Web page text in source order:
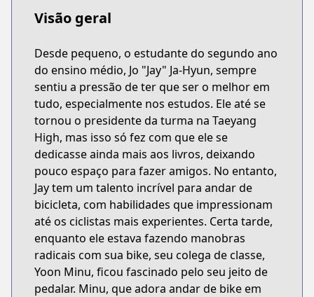
Visão geral
Desde pequeno, o estudante do segundo ano
do ensino médio, Jo "Jay" Ja-Hyun, sempre
sentiu a pressão de ter que ser o melhor em
tudo, especialmente nos estudos. Ele até se
tornou o presidente da turma na Taeyang
High, mas isso só fez com que ele se
dedicasse ainda mais aos livros, deixando
pouco espaço para fazer amigos. No entanto,
Jay tem um talento incrível para andar de
bicicleta, com habilidades que impressionam
até os ciclistas mais experientes. Certa tarde,
enquanto ele estava fazendo manobras
radicais com sua bike, seu colega de classe,
Yoon Minu, ficou fascinado pelo seu jeito de
pedalar. Minu, que adora andar de bike em